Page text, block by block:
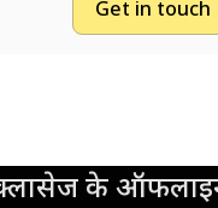
Get in touch
के